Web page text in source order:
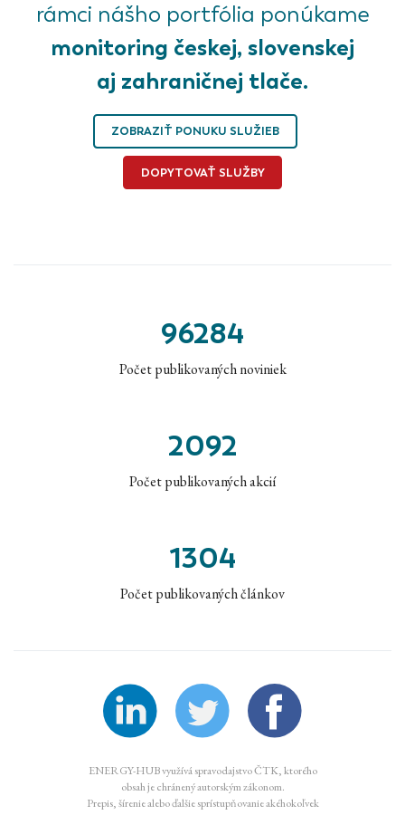
rámci nášho portfólia ponúkame
monitoring českej, slovenskej
aj zahraničnej tlače.
ZOBRAZIŤ PONUKU SLUŽIEB
DOPYTOVAŤ SLUŽBY
96284
Počet publikovaných noviniek
2092
Počet publikovaných akcií
1304
Počet publikovaných článkov
ENERGY-HUB využívá spravodajstvo ČTK, ktorého
obsah je chránený autorským zákonom.
Prepis, šírenie alebo ďalšie sprístupňovanie akéhokoľvek